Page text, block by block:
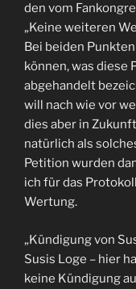
den vom
„Keine weiteren
Bei beiden
können, was diese
abgehandelt
will nach wie vor
dies aber in
natürlich als
Petition wurden
ich für das
Wertung.
„Kündigung von
Susis Loge – hier
keine Kündigung